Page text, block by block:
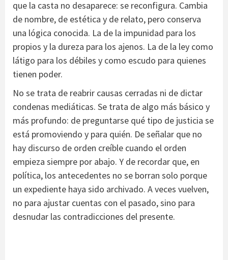
que la casta no desaparece: se reconfigura. Cambia
de nombre, de estética y de relato, pero conserva
una lógica conocida. La de la impunidad para los
propios y la dureza para los ajenos. La de la ley como
látigo para los débiles y como escudo para quienes
tienen poder.
No se trata de reabrir causas cerradas ni de dictar
condenas mediáticas. Se trata de algo más básico y
más profundo: de preguntarse qué tipo de justicia se
está promoviendo y para quién. De señalar que no
hay discurso de orden creíble cuando el orden
empieza siempre por abajo. Y de recordar que, en
política, los antecedentes no se borran solo porque
un expediente haya sido archivado. A veces vuelven,
no para ajustar cuentas con el pasado, sino para
desnudar las contradicciones del presente.